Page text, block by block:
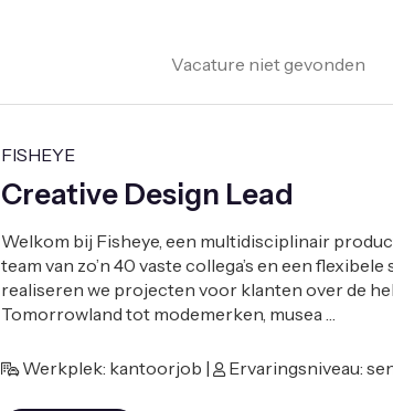
Vacature niet gevonden
FISHEYE
Creative Design Lead
Welkom bij Fisheye, een multidisciplinair
team van zo’n 40 vaste collega’s en een
realiseren we projecten voor klanten over de
Tomorrowland tot modemerken, musea …
Werkplek: kantoorjob | Ervaringsniveau: